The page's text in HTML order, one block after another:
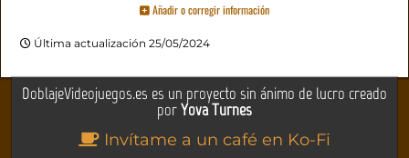
Añadir o corregir información
Última actualización 25/05/2024
DoblajeVideojuegos.es es un proyecto sin ánimo de lucro creado
porYova Turnes
Invítame a un café en Ko-Fi